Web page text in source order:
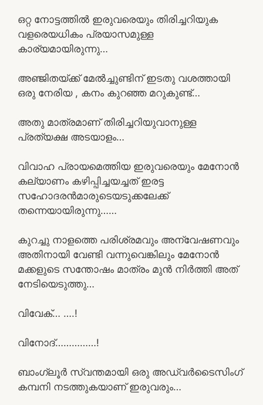
ഒറ്റ നോട്ടത്തിൽ ഇരുവരെയും തിരിച്ചറിയുക
വളരെയധികം പ്രയാസമുള്ള
കാര്യമായിരുന്നു…
അഞ്ജിതയ്ക്ക് മേൽച്ചുണ്ടിന് ഇടതു വശത്തായി
ഒരു നേരിയ , കനം കുറഞ്ഞ മറുകുണ്ട്…
അതു മാത്രമാണ് തിരിച്ചറിയുവാനുള്ള
പ്രത്യക്ഷ അടയാളം…
വിവാഹ പ്രായമെത്തിയ ഇരുവരെയും മേനോൻ
കല്യാണം കഴിപ്പിച്ചയച്ചത് ഇരട്ട
സഹോദരൻമാരുടെയടുക്കലേക്ക്
തന്നെയായിരുന്നു……
കുറച്ചു നാളത്തെ പരിശ്രമവും അന്വേഷണവും
അതിനായി വേണ്ടി വന്നുവെങ്കിലും മേനോൻ
മക്കളുടെ സന്തോഷം മാത്രം മുൻ നിർത്തി അത്
നേടിയെടുത്തു…
വിവേക്… ….!
വിനോദ്……………!
ബാംഗ്ലൂർ സ്വന്തമായി ഒരു അഡ്വർടൈസിംഗ്
കമ്പനി നടത്തുകയാണ് ഇരുവരും…